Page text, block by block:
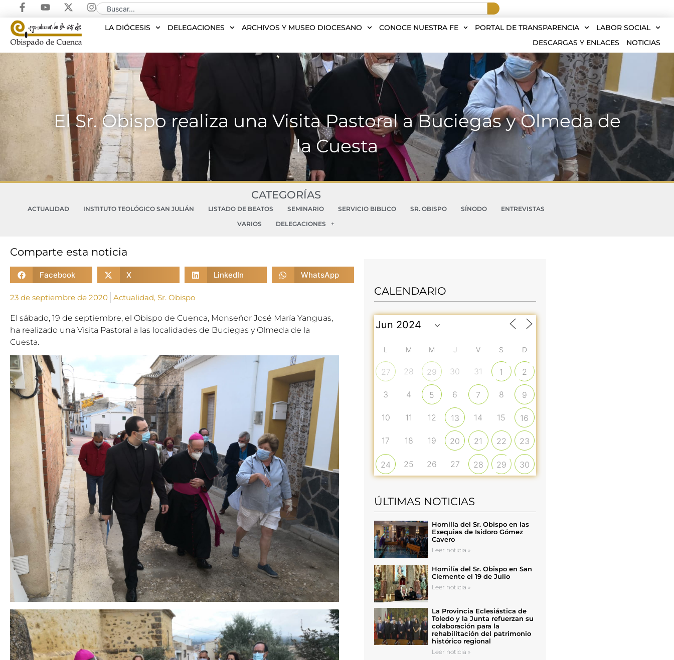
LA DIÓCESIS DELEGACIONES ARCHIVOS Y MUSEO DIOCESANO CONOCE NUESTRA FE PORTAL DE TRANSPARENCIA
LABOR SOCIAL
DESCARGAS Y ENLACES
NOTICIAS
El Sr. Obispo realiza una Visita Pastoral a Buciegas y Olmeda de
la Cuesta
CATEGORÍAS
ACTUALIDAD INSTITUTO TEOLÓGICO SAN JULIÁN LISTADO DE BEATOS SEMINARIO SERVICIO BIBLICO SR. OBISPO SÍNODO
ENTREVISTAS
VARIOS
DELEGACIONES
Comparte esta noticia
Facebook X LinkedIn WhatsApp
23 de septiembre de 2020 Actualidad, Sr. Obispo
El sábado, 19 de septiembre, el Obispo de Cuenca, Monseñor José María Yanguas,
ha realizado una Visita Pastoral a las localidades de Buciegas y Olmeda de la
Cuesta.
CALENDARIO
L M M J V S D
27 28 29 30 31 1 2
3 4 5 6 7 8 9
10 11 12 13 14 15 16
17 18 19 20 21 22 23
24 25 26 27 28 29 30
ÚLTIMAS NOTICIAS
Homilía del Sr. Obispo en las
Exequias de Isidoro Gómez
Cavero
Leer noticia »
Homilía del Sr. Obispo en San
Clemente el 19 de Julio
Leer noticia »
La Provincia Eclesiástica de
Toledo y la Junta refuerzan su
colaboración para la
rehabilitación del patrimonio
histórico regional
Leer noticia »